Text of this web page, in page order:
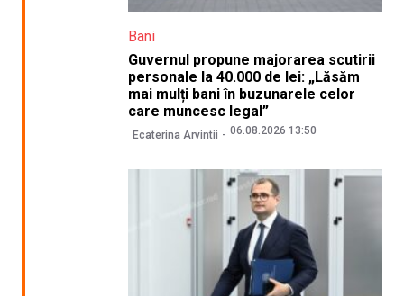
Bani
Guvernul propune majorarea scutirii
personale la 40.000 de lei: „Lăsăm
mai mulți bani în buzunarele celor
care muncesc legal”
Ecaterina Arvintii 06.08.2026 13:50